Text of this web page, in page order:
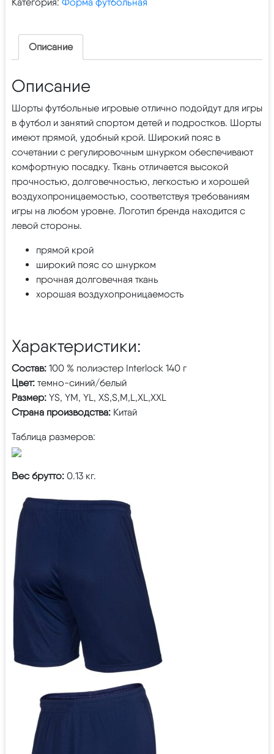
Категория: Форма футбольная
Описание
Описание
Шорты футбольные игровые отлично подойдут для игры
в футбол и занятий спортом детей и подростков. Шорты
имеют прямой, удобный крой. Широкий пояс в
сочетании с регулировочным шнурком обеспечивают
комфортную посадку. Ткань отличается высокой
прочностью, долговечностью, легкостью и хорошей
воздухопроницаемостью, соответствуя требованиям
игры на любом уровне. Логотип бренда находится с
левой стороны.
прямой крой
широкий пояс со шнурком
прочная долговечная ткань
хорошая воздухопроницаемость
Характеристики:
Состав: 100 % полиэстер Interlock 140 г
Цвет: темно-синий/белый
Размер: YS, YM, YL, XS,S,M,L,XL,XXL
Страна производства: Китай
Таблица размеров:
Вес брутто: 0.13 кг.